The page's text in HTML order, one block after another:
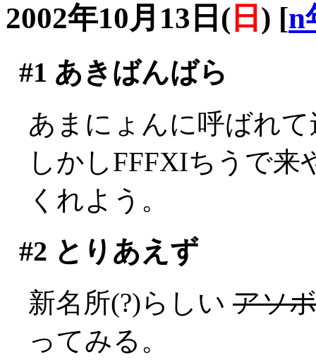
2002年10月13日( 日 ) [n
#1 あきばんばら
あまにょんに呼ばれ
しかしFFFXIちうで
くれよう。
#2 とりあえず
新名所(?)らしい アソ
ってみる。